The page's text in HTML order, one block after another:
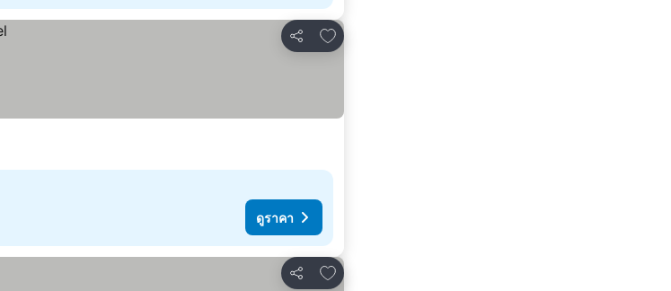
แชร์
เพิ่มในรายการโปรด
ดูราคา
แชร์
เพิ่มในรายการโปรด